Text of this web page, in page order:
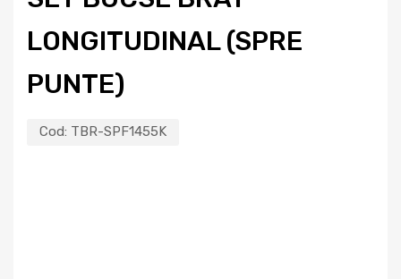
LONGITUDINAL (SPRE
PUNTE)
Cod: TBR-SPF1455K